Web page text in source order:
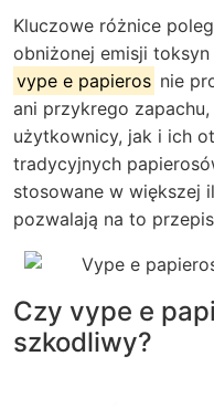
Kluczowe różnice
obniżonej emisji
vype e papieros nie
ani przykrego
użytkownicy, jak i ich
tradycyjnych
stosowane w większej
pozwalają na to
Czy vype e
szkodliwy?